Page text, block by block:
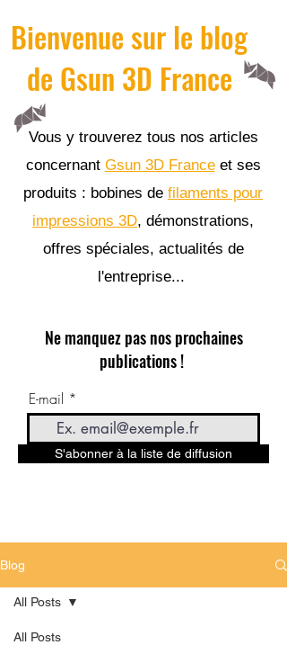
Bienvenue sur le blog
de Gsun 3D France
Vous y trouverez tous nos articles
concernant Gsun 3D Franceet ses
produits : bobines de filaments pour
impressions 3D, démonstrations,
offres spéciales, actualités de
l'entreprise...
Ne manquez pas nos prochaines
publications !
E-mail
S'abonner à la liste de diffusion
Blog
All Posts
All Posts